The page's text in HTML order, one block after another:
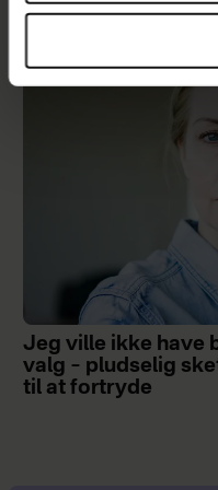
Jeg ville ikke have
valg – pludselig
til at fortryde